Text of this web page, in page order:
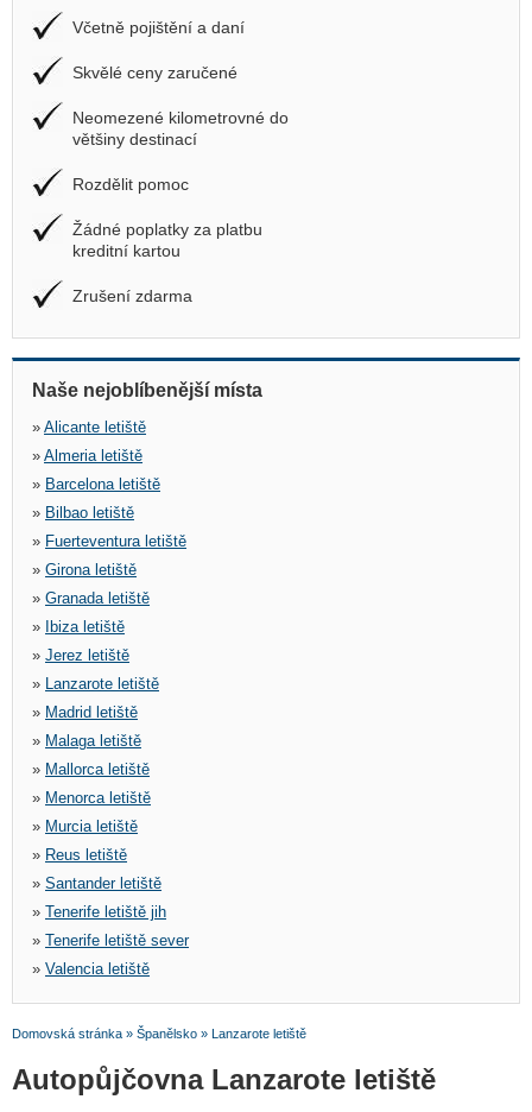
Včetně pojištění a daní
Skvělé ceny zaručené
Neomezené kilometrovné do
většiny destinací
Rozdělit pomoc
Žádné poplatky za platbu
kreditní kartou
Zrušení zdarma
Naše nejoblíbenější místa
» Alicante letiště
» Almeria letiště
» Barcelona letiště
» Bilbao letiště
» Fuerteventura letiště
» Girona letiště
» Granada letiště
»
Ibiza letiště
» Jerez letiště
» Lanzarote letiště
» Madrid letiště
» Malaga letiště
» Mallorca letiště
» Menorca letiště
» Murcia letiště
» Reus letiště
» Santander letiště
» Tenerife letiště jih
» Tenerife letiště sever
» Valencia letiště
Domovská stránka » Španělsko » Lanzarote letiště
Autopůjčovna Lanzarote letiště